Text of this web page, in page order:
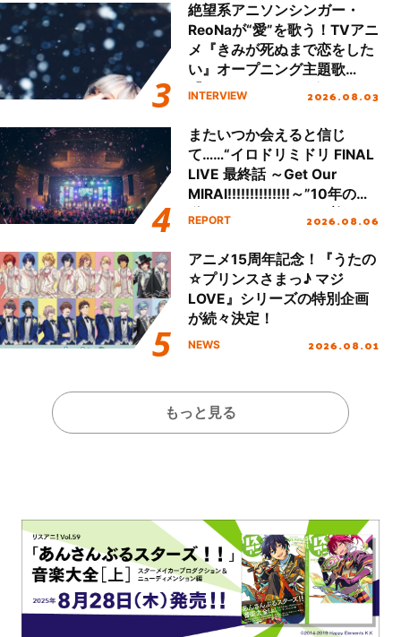
絶望系アニソンシンガー・
ReoNaが“愛”を歌う！TVアニ
メ『きみが死ぬまで恋をした
い』オープニング主題歌
「Amore」インタビュー
INTERVIEW 2026.08.03
またいつか会えると信じ
て……“イロドリミドリ FINAL
LIVE 最終話 ～Get Our
MIRAI!!!!!!!!!!!!!!～”10年の活
動を経てファイナルを迎える
REPORT 2026.08.06
アニメ15周年記念！『うたの
☆プリンスさまっ♪ マジ
LOVE』シリーズの特別企画
が続々決定！
NEWS 2026.08.01
もっと見る